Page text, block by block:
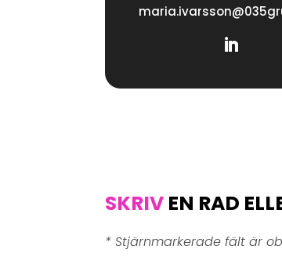
SKRIV EN RAD
* Stjärnmarkerade fält är